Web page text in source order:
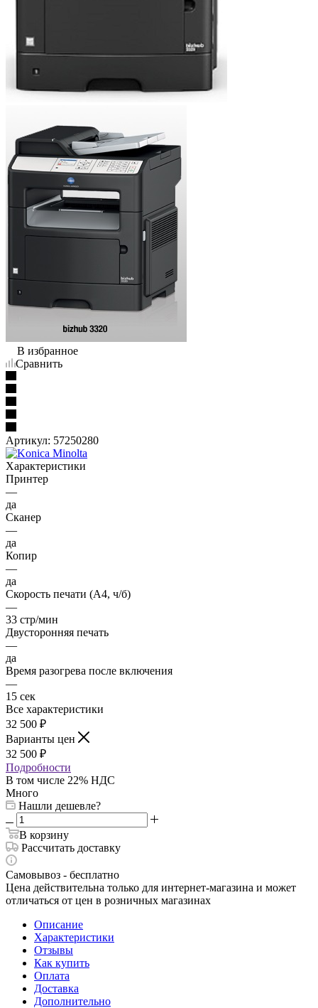
В избранное
Сравнить
Артикул: 57250280
Характеристики
Принтер
—
да
Сканер
—
да
Копир
—
да
Скорость печати (А4, ч/б)
—
33 стр/мин
Двусторонняя печать
—
да
Время разогрева после включения
—
15 сек
Все характеристики
32 500 ₽
Варианты цен
32 500 ₽
Подробности
В том числе 22% НДС
Много
Нашли дешевле?
В корзину
Рассчитать доставку
Самовывоз - бесплатно
Цена действительна только для интернет-магазина и может
отличаться от цен в розничных магазинах
Описание
Характеристики
Отзывы
Как купить
Оплата
Доставка
Дополнительно